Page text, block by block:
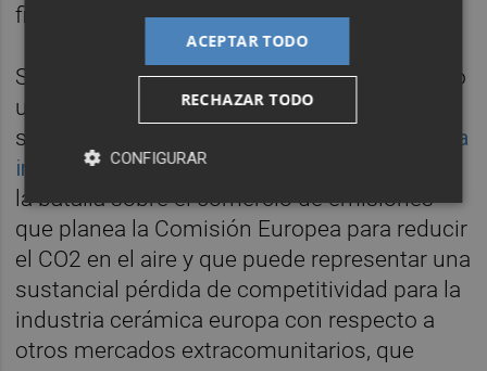
firmado el pasado noviembre.
Savorani en su evaluación anual ha señalado
uno de los grandes retos que afronta el
sector y que
es compartido plenamente por la
industria cerámica española
la batalla sobre el comercio de emisiones
que planea la Comisión Europea para reducir
el CO2 en el aire y que puede representar una
sustancial pérdida de competitividad para la
industria cerámica europa con respecto a
otros mercados extracomunitarios, que
ACEPTAR TODO
RECHAZAR TODO
CONFIGURAR